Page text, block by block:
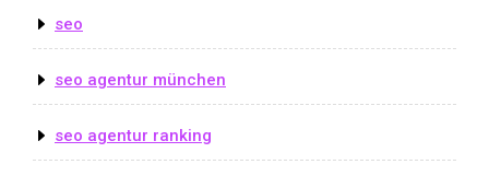
seo
seo agentur münchen
seo agentur ranking